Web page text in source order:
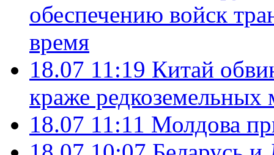
обеспечению войск
время
18.07 11:19 Китай
краже редкоземельных
18.07 11:11 Молдова